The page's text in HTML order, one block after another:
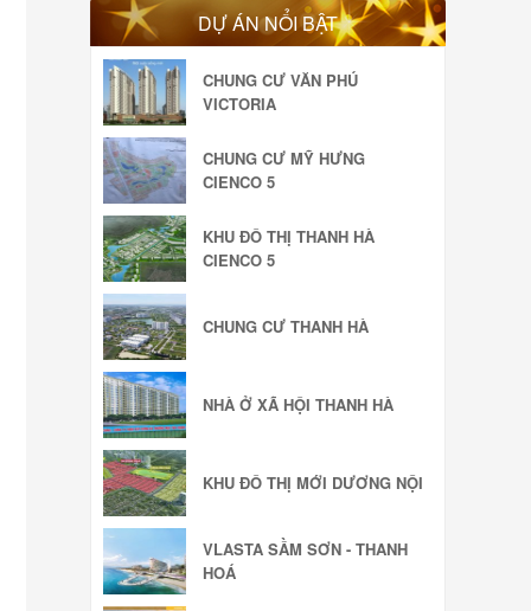
DỰ ÁN NỔI BẬT
CHUNG CƯ VĂN PHÚ
VICTORIA
CHUNG CƯ MỸ HƯNG
CIENCO 5
KHU ĐÔ THỊ THANH HÀ
CIENCO 5
CHUNG CƯ THANH HÀ
NHÀ Ở XÃ HỘI THANH HÀ
KHU ĐÔ THỊ MỚI DƯƠNG NỘI
VLASTA SẦM SƠN - THANH
HOÁ